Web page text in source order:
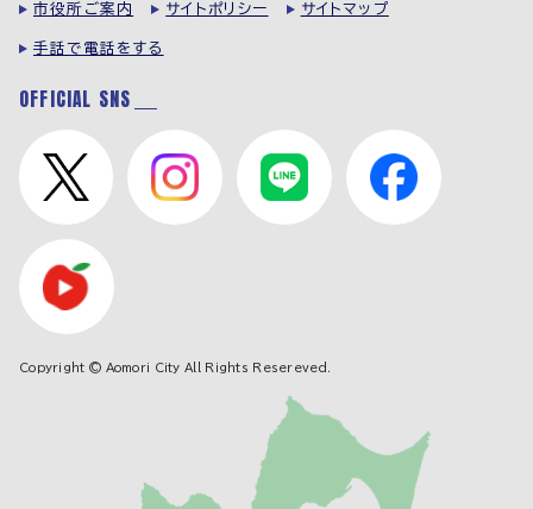
市役所ご案内 サイトポリシー サイトマップ
手話で電話をする
OFFICIAL SNS
Copyright © Aomori City All Rights Resereved.